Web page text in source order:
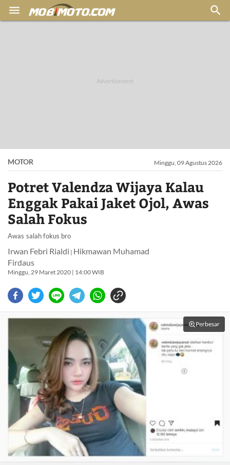
 
MOTOR Minggu, 09 Agustus 2026
Potret Valendza Wijaya Kalau
Enggak Pakai Jaket Ojol, Awas
Salah Fokus
Awas salah fokus bro
Irwan Febri Rialdi | Hikmawan Muhamad
Firdaus
Minggu, 29 Maret 2020 | 14:00 WIB
Perbesar